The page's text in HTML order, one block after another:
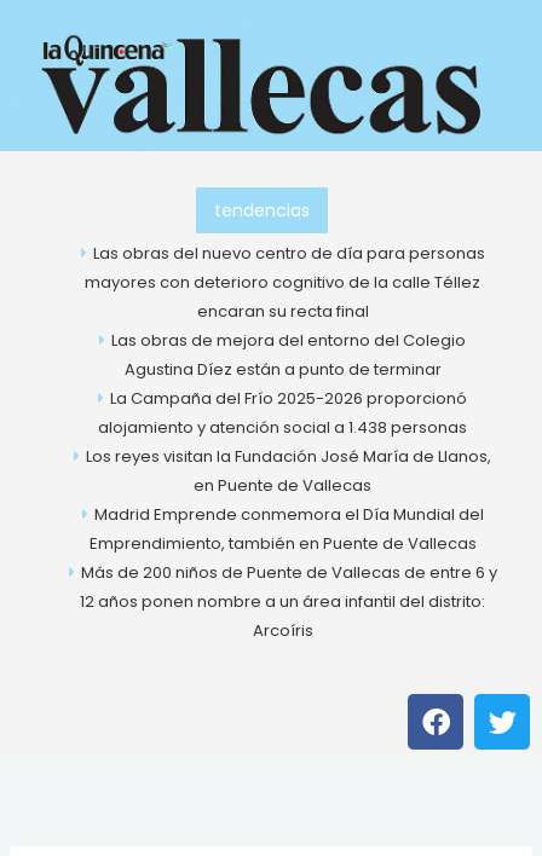
contenido
tendencias
Las obras del nuevo centro de día para personas
mayores con deterioro cognitivo de la calle Téllez
encaran su recta final
Las obras de mejora del entorno del Colegio
Agustina Díez están a punto de terminar
La Campaña del Frío 2025-2026 proporcionó
alojamiento y atención social a 1.438 personas
Los reyes visitan la Fundación José María de Llanos,
en Puente de Vallecas
Madrid Emprende conmemora el Día Mundial del
Emprendimiento, también en Puente de Vallecas
Más de 200 niños de Puente de Vallecas de entre 6 y
12 años ponen nombre a un área infantil del distrito:
Arcoíris
F
a
c
T
w
i